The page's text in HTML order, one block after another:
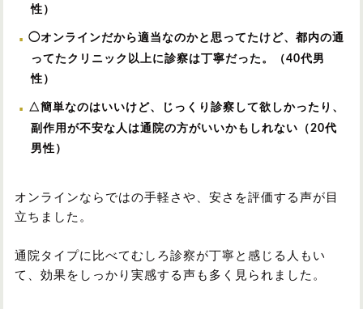
性）
◯オンラインだから適当なのかと思ってたけど、都内の通
ってたクリニック以上に診察は丁寧だった。（40代男
性）
△簡単なのはいいけど、じっくり診察して欲しかったり、
副作用が不安な人は通院の方がいいかもしれない（20代
男性）
オンラインならではの手軽さや、安さを評価する声が目
立ちました。
通院タイプに比べてむしろ診察が丁寧と感じる人もい
て、効果をしっかり実感する声も多く見られました。